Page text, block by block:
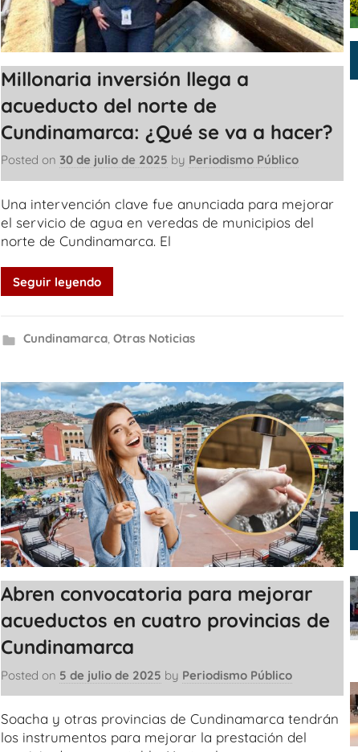
Millonaria inversión llega a
acueducto del norte de
Cundinamarca: ¿Qué se va a hacer?
Posted on30 de julio de 2025 by Periodismo Público
Una intervención clave fue anunciada para mejorar
el servicio de agua en veredas de municipios del
norte de Cundinamarca. El
Seguir leyendo
Cundinamarca, Otras Noticias
Abren convocatoria para mejorar
acueductos en cuatro provincias de
Cundinamarca
Posted on 5 de julio de 2025 by Periodismo Público
Soacha y otras provincias de Cundinamarca tendrán
los instrumentos para mejorar la prestación del